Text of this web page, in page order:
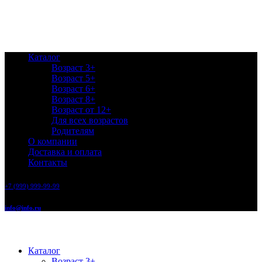
Каталог
Возраст 3+
Возраст 5+
Возраст 6+
Возраст 8+
Возраст от 12+
Для всех возрастов
Родителям
О компании
Доставка и оплата
Контакты
+7 (999) 999-99-99
info@info.ru
Каталог